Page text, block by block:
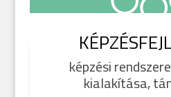
képzési
kialakítása,